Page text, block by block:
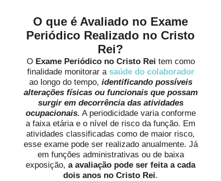
O que é Avaliado no Exame
Periódico Realizado no Cristo
Rei?
O Exame Periódico no Cristo Rei tem como
finalidade monitorar a saúde do colaborador
ao longo do tempo, identificando possíveis
alterações físicas ou funcionais que possam
surgir em decorrência das atividades
ocupacionais. A periodicidade varia conforme
a faixa etária e o nível de risco da função. Em
atividades classificadas como de maior risco,
esse exame pode ser realizado anualmente. Já
em funções administrativas ou de baixa
exposição, a avaliação pode ser feita a cada
dois anos no Cristo Rei.